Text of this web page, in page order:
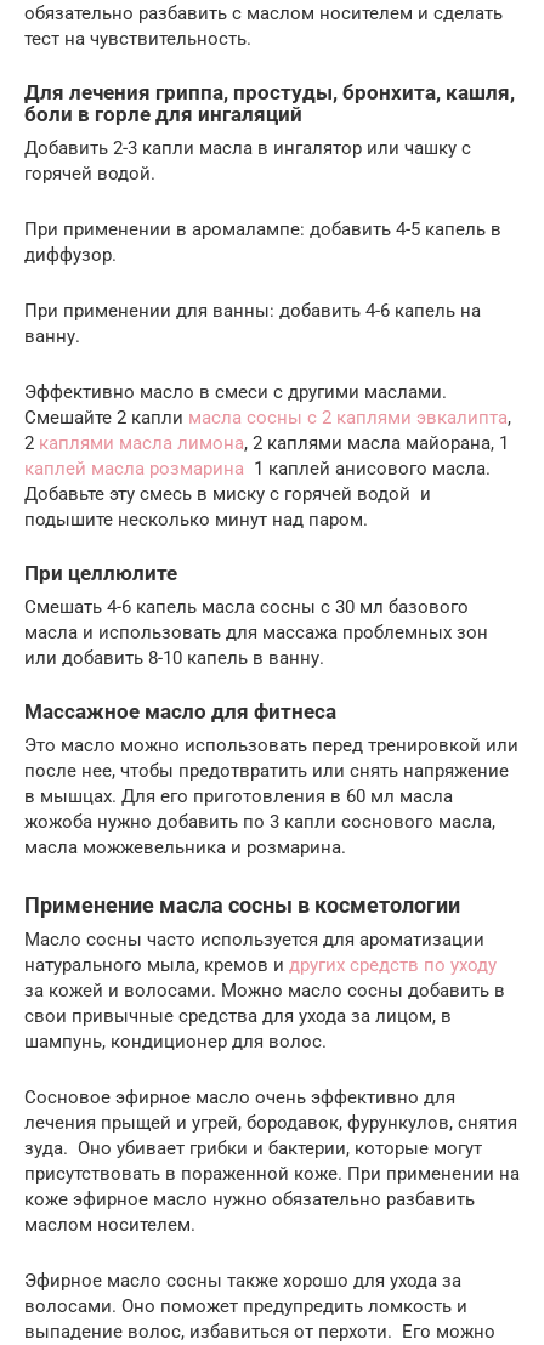
обязательно разбавить с маслом носителем и сделать
тест на чувствительность.
Для лечения гриппа, простуды, бронхита, кашля,
боли в горле для ингаляций
Добавить 2-3 капли масла в ингалятор или чашку с
горячей водой.
При применении в аромалампе: добавить 4-5 капель в
диффузор.
При применении для ванны: добавить 4-6 капель на
ванну.
Эффективно масло в смеси с другими маслами.
Смешайте 2 капли масла сосны с 2 каплями эвкалипта,
2 каплями масла лимона, 2 каплями масла майорана, 1
каплей масла розмарина 1 каплей анисового масла.
Добавьте эту смесь в миску с горячей водой и
подышите несколько минут над паром.
При целлюлите
Смешать 4-6 капель масла сосны с 30 мл базового
масла и использовать для массажа проблемных зон
или добавить 8-10 капель в ванну.
Массажное масло для фитнеса
Это масло можно использовать перед тренировкой или
после нее, чтобы предотвратить или снять напряжение
в мышцах. Для его приготовления в 60 мл масла
жожоба нужно добавить по 3 капли соснового масла,
масла можжевельника и розмарина.
Применение масла сосны в косметологии
Масло сосны часто используется для ароматизации
натурального мыла, кремов и других средств по уходу
за кожей и волосами. Можно масло сосны добавить в
свои привычные средства для ухода за лицом, в
шампунь, кондиционер для волос.
Сосновое эфирное масло очень эффективно для
лечения прыщей и угрей, бородавок, фурункулов, снятия
зуда. Оно убивает грибки и бактерии, которые могут
присутствовать в пораженной коже. При применении на
коже эфирное масло нужно обязательно разбавить
маслом носителем.
Эфирное масло сосны также хорошо для ухода за
волосами. Оно поможет предупредить ломкость и
выпадение волос, избавиться от перхоти. Его можно